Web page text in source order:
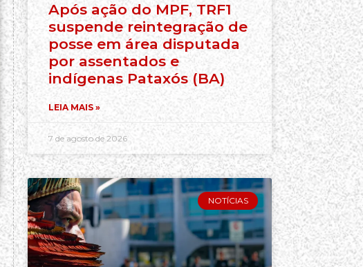
Após ação do MPF, TRF1
suspende reintegração de
posse em área disputada
por assentados e
indígenas Pataxós (BA)
LEIA MAIS »
7 de agosto de 2026
NOTÍCIAS